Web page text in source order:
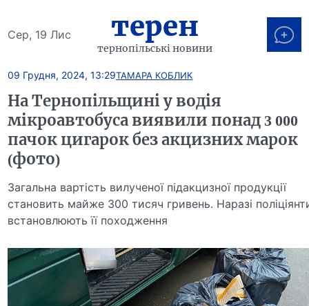
Сер, 19 Лис терен
тернопільські новини
09 Грудня, 2024, 13:29ТАМАРА КОБЛИК
На Тернопільщині у водія
мікроавтобуса виявили понад 3 000
пачок цигарок без акцизних марок
(фото)
Загальна вартість вилученої підакцизної продукції
становить майже 300 тисяч гривень. Наразі
встановлюють її походження